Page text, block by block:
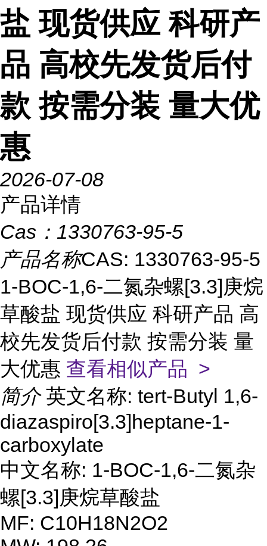
盐 现货供应 科研产
品 高校先发货后付
款 按需分装 量大优
惠
2026-07-08
产品详情
Cas： 1330763-95-5
产品名称CAS: 1330763-95-5
1-BOC-1,6-二氮杂螺[3.3]庚烷
草酸盐 现货供应 科研产品 高
校先发货后付款 按需分装 量
大优惠 查看相似产品 >
简介 英文名称: tert-Butyl 1,6-
diazaspiro[3.3]heptane-1-
carboxylate
中文名称: 1-BOC-1,6-二氮杂
螺[3.3]庚烷草酸盐
MF: C10H18N2O2